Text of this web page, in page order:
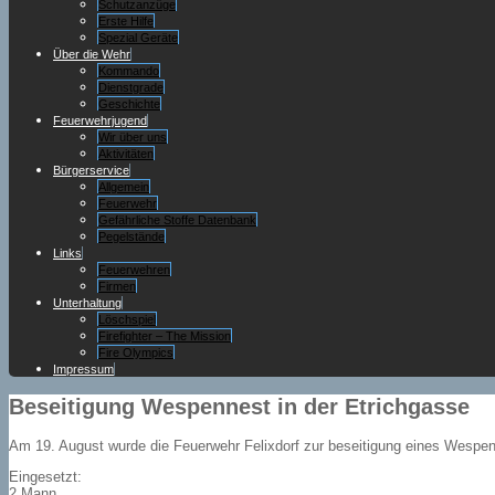
Schutzanzüge
Erste Hilfe
Spezial Geräte
Über die Wehr
Kommando
Dienstgrade
Geschichte
Feuerwehrjugend
Wir über uns
Aktivitäten
Bürgerservice
Allgemein
Feuerwehr
Gefährliche Stoffe Datenbank
Pegelstände
Links
Feuerwehren
Firmen
Unterhaltung
Löschspiel
Firefighter – The Mission
Fire Olympics
Impressum
Beseitigung Wespennest in der Etrichgasse
Am 19. August wurde die Feuerwehr Felixdorf zur beseitigung eines
Eingesetzt: